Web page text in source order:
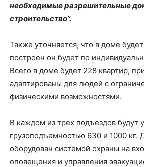
необходимые разрешительные
строительство”.
Также уточняется, что в доме
построен он будет по
Всего в доме будет 228 квартир,
адаптированы для людей с
физическими возможностями.
В каждом из трех подъездов будут
грузоподъемностью 630 и 1000 кг.
оборудован системой охраны на
оповещения и управления